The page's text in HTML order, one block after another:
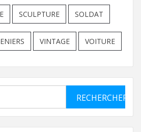
SCULPTURE SOLDAT
VINTAGE VOITURE